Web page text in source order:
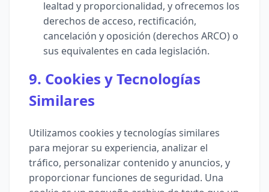
lealtad y proporcionalidad, y ofrecemos los
derechos de acceso, rectificación,
cancelación y oposición (derechos ARCO) o
sus equivalentes en cada legislación.
9. Cookies y Tecnologías
Similares
Utilizamos cookies y tecnologías similares
para mejorar su experiencia, analizar el
tráfico, personalizar contenido y anuncios, y
proporcionar funciones de seguridad. Una